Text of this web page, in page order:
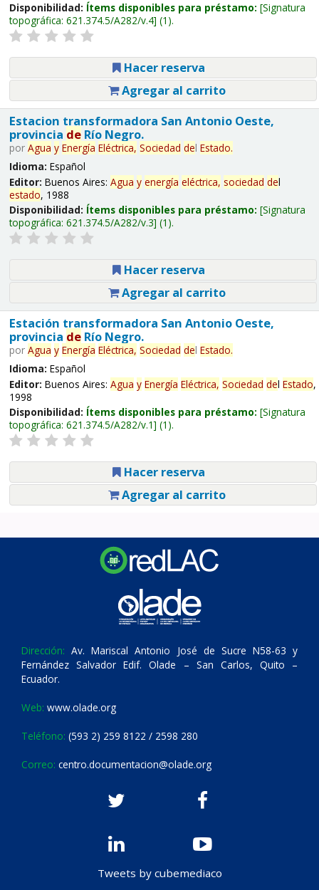
Disponibilidad: Ítems disponibles para préstamo: Signatura
topográfica: 621.374.5/A282/v.4 (1).
Hacer reserva
Agregar al carrito
Estacion transformadora San Antonio Oeste,
provincia deRío Negro.
por Agua y Energía Eléctrica, Sociedad del Estado.
Idioma: Español
Editor: Buenos Aires: Agua y energía eléctrica, sociedad del
estado, 1988
Disponibilidad: Ítems disponibles para préstamo: Signatura
topográfica: 621.374.5/A282/v.3 (1).
Hacer reserva
Agregar al carrito
Estación transformadora San Antonio Oeste,
provincia deRío Negro.
por Agua y Energía Eléctrica, Sociedad del Estado.
Idioma: Español
Editor: Buenos Aires: Agua y Energía Eléctrica, Sociedad del Estado,
1998
Disponibilidad: Ítems disponibles para préstamo: Signatura
topográfica: 621.374.5/A282/v.1 (1).
Hacer reserva
Agregar al carrito
Dirección: Av. Mariscal Antonio José de Sucre N58-63 y
Fernández Salvador Edif. Olade – San Carlos, Quito –
Ecuador.
Web: www.olade.org
Teléfono: (593 2) 259 8122 / 2598 280
Correo: centro.documentacion@olade.org
Tweets by cubemediaco